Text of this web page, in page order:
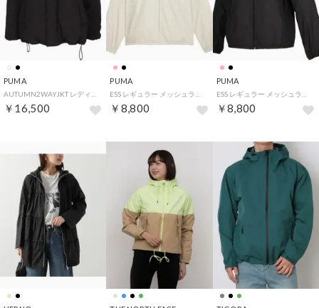
PUMA
￥16,500
PUMA
￥8,800
PUMA
￥8,800